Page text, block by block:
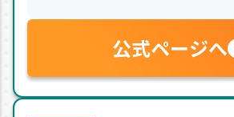
公式ページへ